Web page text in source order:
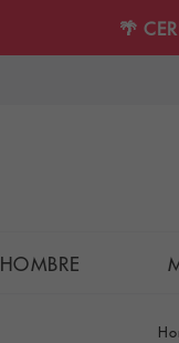
🌴
HOMBRE